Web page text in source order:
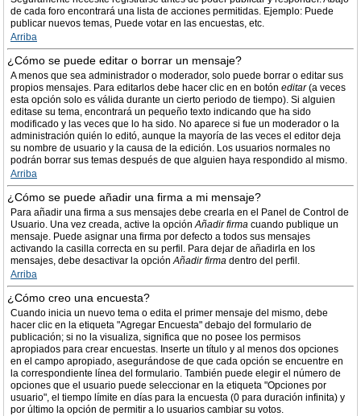
de cada foro encontrará una lista de acciones permitidas. Ejemplo: Puede
publicar nuevos temas, Puede votar en las encuestas, etc.
Arriba
¿Cómo se puede editar o borrar un mensaje?
A menos que sea administrador o moderador, solo puede borrar o editar sus
propios mensajes. Para editarlos debe hacer clic en en botón editar(a veces
esta opción solo es válida durante un cierto periodo de tiempo). Si alguien
editase su tema, encontrará un pequeño texto indicando que ha sido
modificado y las veces que lo ha sido. No aparece si fue un moderador o la
administración quién lo editó, aunque la mayoría de las veces el editor deja
su nombre de usuario y la causa de la edición. Los usuarios normales no
podrán borrar sus temas después de que alguien haya respondido al mismo.
Arriba
¿Cómo se puede añadir una firma a mi mensaje?
Para añadir una firma a sus mensajes debe crearla en el Panel de Control de
Usuario. Una vez creada, active la opciónAñadir firma cuando publique un
mensaje. Puede asignar una firma por defecto a todos sus mensajes
activando la casilla correcta en su perfil. Para dejar de añadirla en los
mensajes, debe desactivar la opciónAñadir firma dentro del perfil.
Arriba
¿Cómo creo una encuesta?
Cuando inicia un nuevo tema o edita el primer mensaje del mismo, debe
hacer clic en la etiqueta "Agregar Encuesta" debajo del formulario de
publicación; si no la visualiza, significa que no posee los permisos
apropiados para crear encuestas. Inserte un título y al menos dos opciones
en el campo apropiado, asegurándose de que cada opción se encuentre en
la correspondiente línea del formulario. También puede elegir el número de
opciones que el usuario puede seleccionar en la etiqueta "Opciones por
usuario", el tiempo límite en días para la encuesta (0 para duración infinita) y
por último la opción de permitir a lo usuarios cambiar su votos.